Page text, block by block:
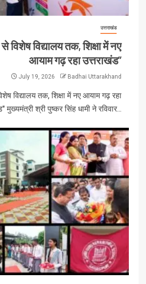
उत्तराखंड
से विशेष विद्यालय तक, शिक्षा में नए
आयाम गढ़ रहा उत्तराखंड”
July 19, 2026 Badhai Uttarakhand
विद्यालय तक, शिक्षा में नए आयाम गढ़ रहा
मुख्यमंत्री श्री पुष्कर सिंह धामी ने रविवार...